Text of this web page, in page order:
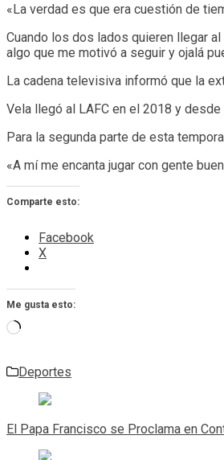
«La verdad es que era cuestión de
Cuando los dos lados quieren llegar
algo que me motivó a seguir y ojalá
La cadena televisiva informó que la
Vela llegó al LAFC en el 2018 y
Para la segunda parte de esta
«A mí me encanta jugar con gente
Comparte esto:
Facebook
X
Me gusta esto:
Cargando...
Deportes
Navegación
de
entradas
El Papa Francisco se Proclama en